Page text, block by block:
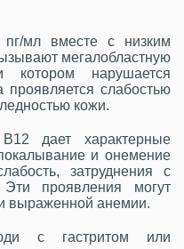
мл вместе с низким
мегалобластную
нарушается
проявляется слабостью
кожи.
дает характерные
и онемение
затруднения с
проявления могут
выраженной анемии.
с гастритом или